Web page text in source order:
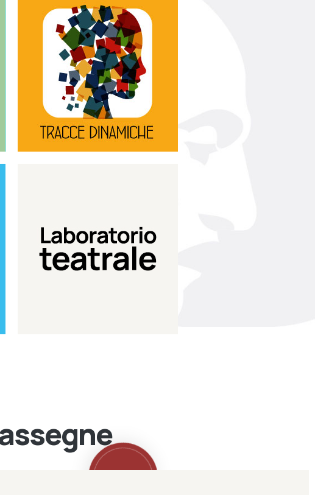
Tracce dinamiche
Tracce Dinamiche è una
rassegna di teatro
d’innovazione e sperimentale.
Continua
Laboratorio di teatro del
Teatro Eduardo de Filippo